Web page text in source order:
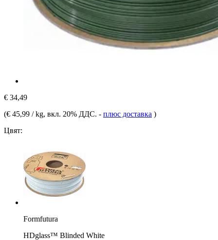
€ 34,49
(€ 45,99 / kg, вкл. 20% ДДС. - плюс доставка )
Цвят:
Formfutura
HDglass™ Blinded White